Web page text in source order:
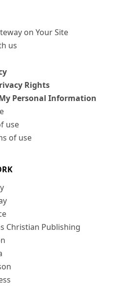
on Your Site
us
Rights
Personal Information
use
of use
Christian Publishing